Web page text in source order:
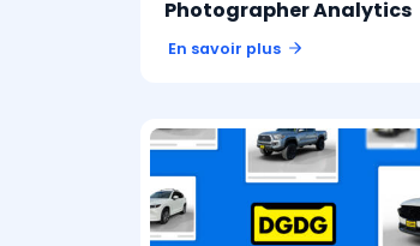
Photographer Analytics
En savoir plus